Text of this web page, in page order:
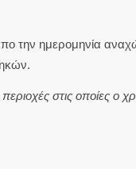
την ημερομηνία
στις οποίες ο